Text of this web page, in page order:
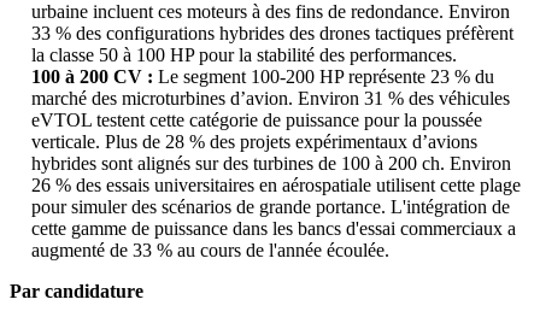
urbaine incluent ces moteurs à des fins de redondance. Environ
33 % des configurations hybrides des drones tactiques préfèrent
la classe 50 à 100 HP pour la stabilité des performances.
100 à 200 CV : Le segment 100-200 HP représente 23 % du
marché des microturbines d’avion. Environ 31 % des véhicules
eVTOL testent cette catégorie de puissance pour la poussée
verticale. Plus de 28 % des projets expérimentaux d’avions
hybrides sont alignés sur des turbines de 100 à 200 ch. Environ
26 % des essais universitaires en aérospatiale utilisent cette plage
pour simuler des scénarios de grande portance. L'intégration de
cette gamme de puissance dans les bancs d'essai commerciaux a
augmenté de 33 % au cours de l'année écoulée.
Par candidature